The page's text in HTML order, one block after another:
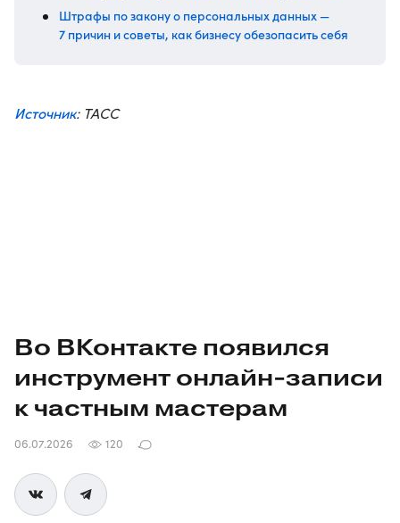
Штрафы по закону о персональных данных —
7 причин и советы, как бизнесу обезопасить себя
Источник: ТАСС
Во ВКонтакте появился
инструмент онлайн-записи
к частным мастерам
06.07.2026 120